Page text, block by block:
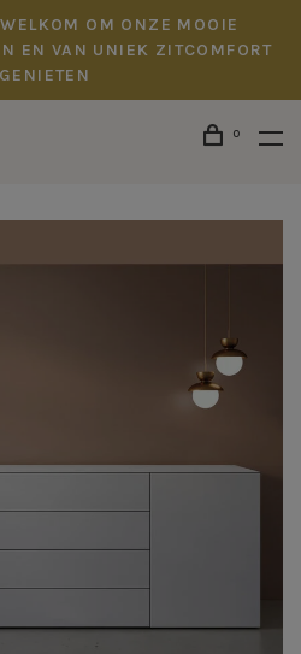
OM ONZE MOOIE
EN VAN UNIEK ZITCOMFORT
0